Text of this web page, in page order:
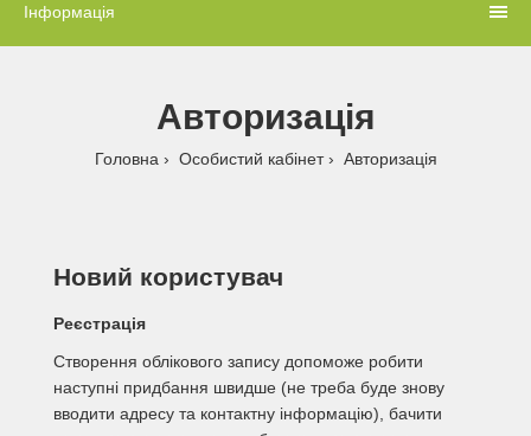
Інформація
Авторизація
Головна Особистий кабінет Авторизація
Новий користувач
Реєстрація
Створення облікового запису допоможе робити
наступні придбання швидше (не треба буде знову
вводити адресу та контактну інформацію), бачити